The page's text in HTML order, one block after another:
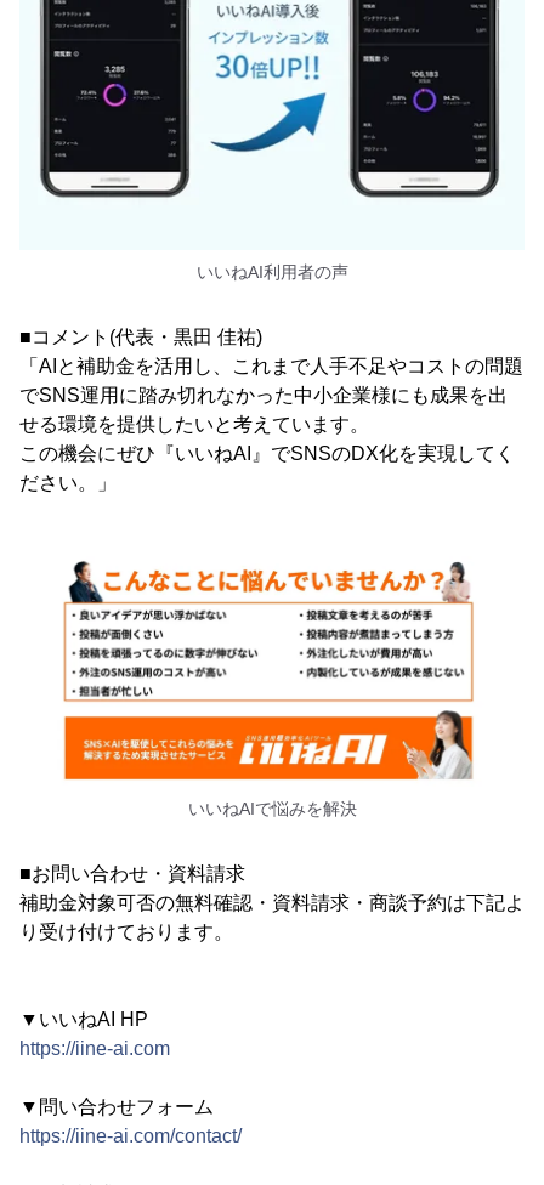
いいねAI利用者の声
■コメント(代表・黒田 佳祐)
「AIと補助金を活用し、これまで人手不足やコストの問題
でSNS運用に踏み切れなかった中小企業様にも成果を出
せる環境を提供したいと考えています。
この機会にぜひ『いいねAI』でSNSのDX化を実現してく
ださい。」
いいねAIで悩みを解決
■お問い合わせ・資料請求
補助金対象可否の無料確認・資料請求・商談予約は下記よ
り受け付けております。
▼いいねAI HP
https://iine-ai.com
▼問い合わせフォーム
https://iine-ai.com/contact/